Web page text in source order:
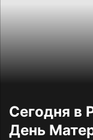
Сегодня в
День